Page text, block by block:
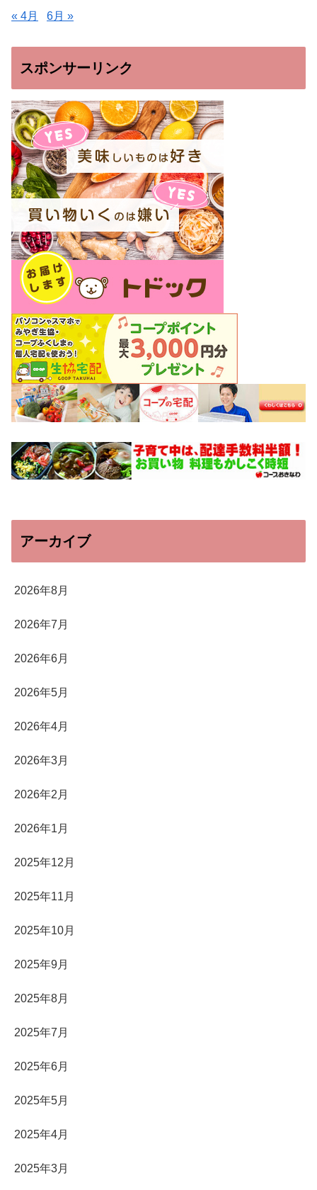
« 4月 6月 »
スポンサーリンク
アーカイブ
2026年8月
2026年7月
2026年6月
2026年5月
2026年4月
2026年3月
2026年2月
2026年1月
2025年12月
2025年11月
2025年10月
2025年9月
2025年8月
2025年7月
2025年6月
2025年5月
2025年4月
2025年3月